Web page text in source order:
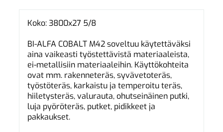
Koko: 3800x27 5/8
BI-ALFA COBALT M42 soveltuu käytettäväksi
aina vaikeasti työstettävistä materiaaleista,
ei-metallisiin materiaaleihin. Käyttökohteita
ovat mm. rakenneteräs, syvävetoteräs,
työstöteräs, karkaistu ja temperoitu teräs,
hiiletysteräs, valurauta, ohutseinäinen putki,
luja pyöröteräs, putket, pidikkeet ja
pakkaukset.